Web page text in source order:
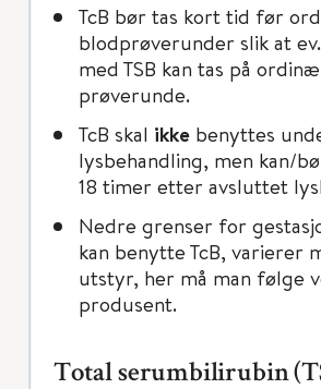
TcB bør tas kort tid før
blodprøverunder slik at
med TSB kan tas på
prøverunde.
TcB skal ikke benyttes
lysbehandling, men kan/
18 timer etter avsluttet
Nedre grenser for
kan benytte TcB, varierer
utstyr, her må man følge
produsent.
Total serumbilirubin